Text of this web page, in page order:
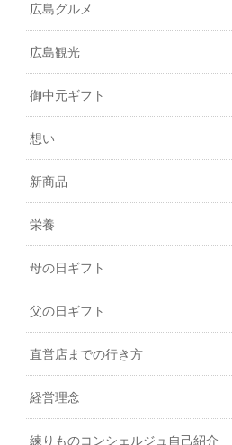
広島グルメ
広島観光
御中元ギフト
想い
新商品
栄養
母の日ギフト
父の日ギフト
直営店までの行き方
経営理念
練りものコンシェルジュ自己紹介